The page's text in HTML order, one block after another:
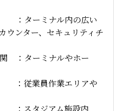
ナル内の広い
ウンター、セキュリティチ
：ターミナルやホー
業員作業エリアや
タジアム施設内